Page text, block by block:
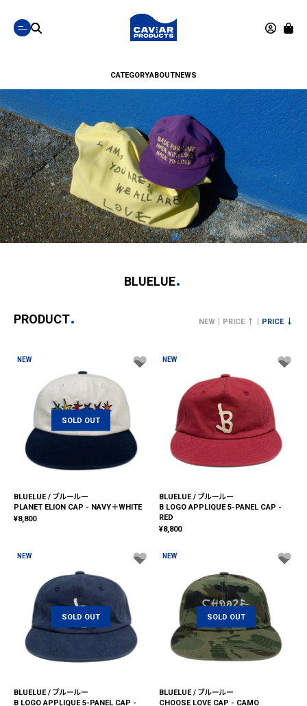
CATEGORYABOUTNEWS
BLUELUE
PRODUCT NEW PRICE ↑ PRICE ↓
NEW
SOLD OUT
BLUELUE / ブルールー
PLANET ELION CAP - NAVY＋WHITE
¥8,800
NEW
BLUELUE / ブルールー
B LOGO APPLIQUE 5-PANEL CAP -
RED
¥8,800
NEW
SOLD OUT
BLUELUE / ブルールー
B LOGO APPLIQUE 5-PANEL CAP -
NEW
SOLD OUT
BLUELUE / ブルールー
CHOOSE LOVE CAP - CAMO